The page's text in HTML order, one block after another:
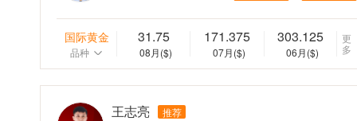
国际黄金
品种
31.75
08月($)
171.375
07月($)
303.125
06月($)
更
多
王志亮
推荐